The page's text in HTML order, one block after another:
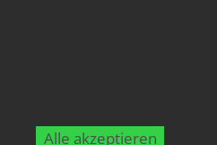
Alle akzeptieren